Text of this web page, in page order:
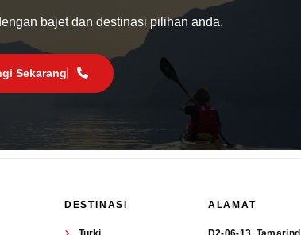
bajet dan destinasi pilihan anda.
Sekarang
DESTINASI ALAMAT